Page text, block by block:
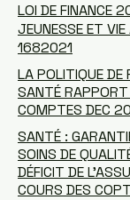
LOI DE FINANCE
JEUNESSE ET
1682021
LA POLITIQUE DE
SANTÉ RAPPORT
COMPTES DEC
SANTÉ :
SOINS DE
DÉFICIT DE
COURS DES